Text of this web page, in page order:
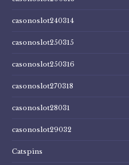
casonoslot240314
casonoslot250315
casonoslot250316
casonoslot270318
casonoslot28031
casonoslot29032
Catspins